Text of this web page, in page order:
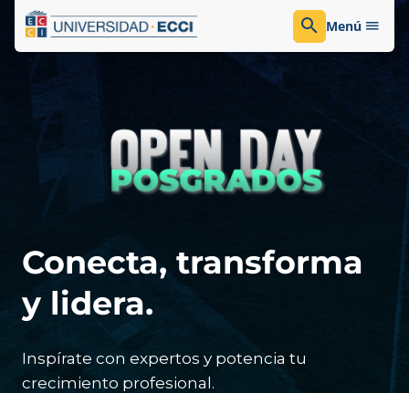
Menú
Conecta, transforma
y lidera.
Inspírate con expertos y potencia tu
crecimiento profesional.